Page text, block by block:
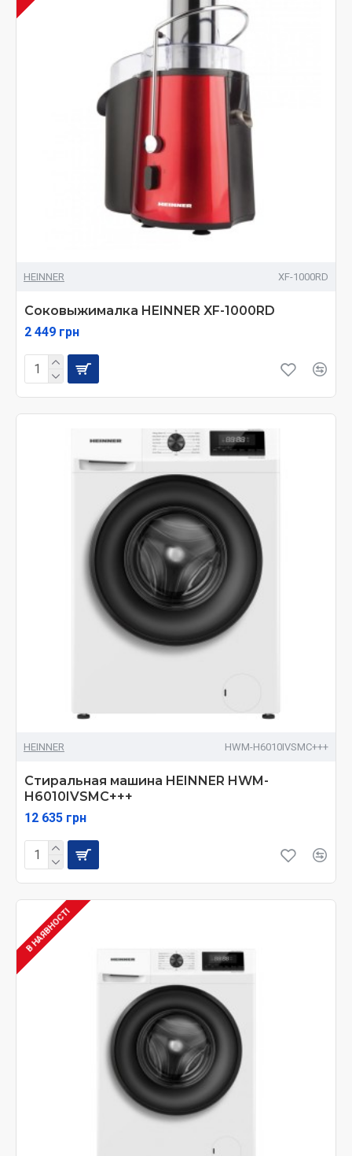
HEINNER XF-1000RD
Соковыжималка HEINNER XF-1000RD
2 449 грн
HEINNER HWM-H6010IVSMC+++
Стиральная машина HEINNER HWM-
H6010IVSMC+++
12 635 грн
В НАЯВНОСТІ